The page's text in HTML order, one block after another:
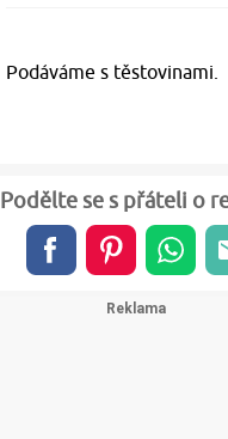
Podáváme s těstovinami.
Podělte se s přáteli o